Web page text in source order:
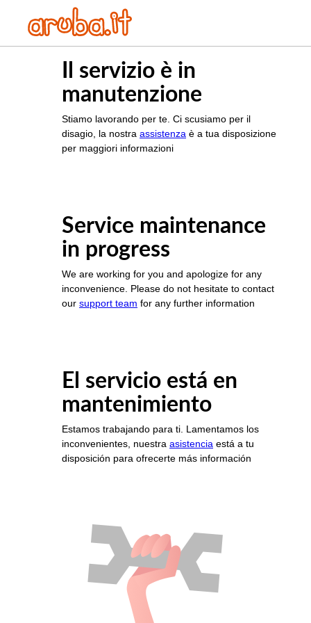
Il servizio è in
manutenzione
Stiamo lavorando per te. Ci scusiamo per il
disagio, la nostra assistenza è a tua disposizione
per maggiori informazioni
Service maintenance
in progress
We are working for you and apologize for any
inconvenience. Please do not hesitate to contact
our support team for any further information
El servicio está en
mantenimiento
Estamos trabajando para ti. Lamentamos los
inconvenientes, nuestra asistencia está a tu
disposición para ofrecerte más información